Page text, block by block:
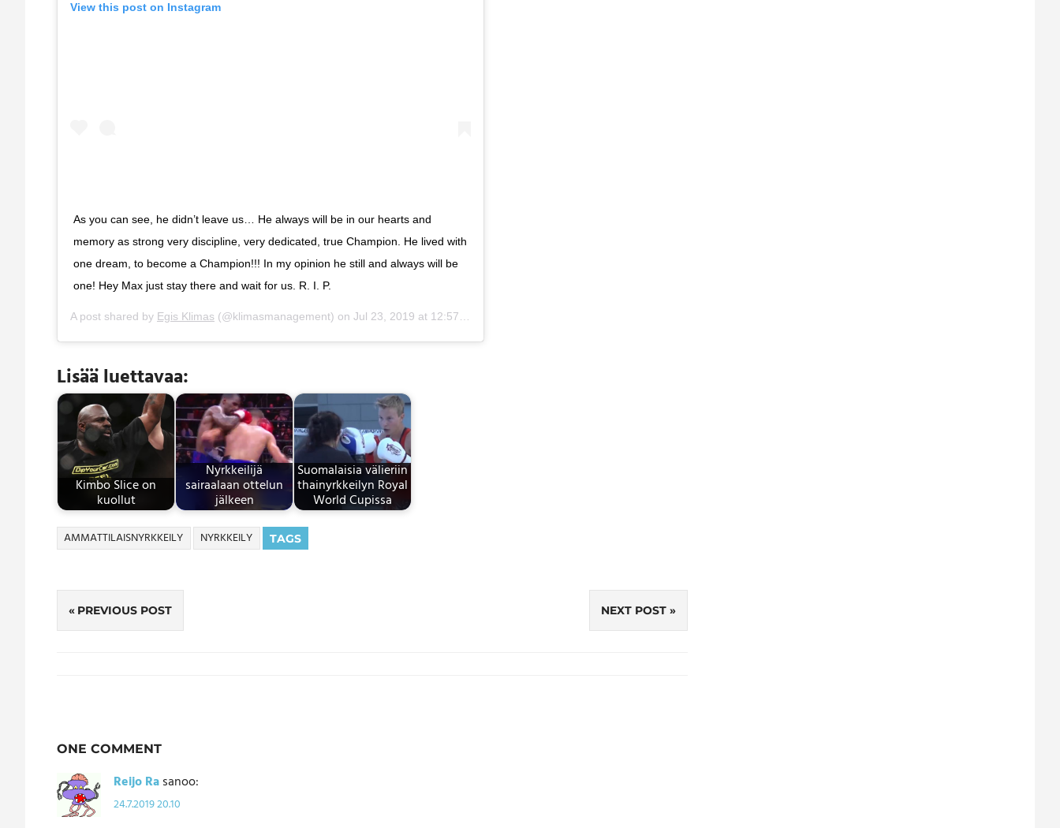
View this post on Instagram
As you can see, he didn’t leave us… He always will be in our hearts and
memory as strong very discipline, very dedicated, true Champion. He lived with
one dream, to become a Champion!!! In my opinion he still and always will be
one! Hey Max just stay there and wait for us. R. I. P.
A post shared by Egis Klimas (@klimasmanagement) on Jul 23, 2019 at 12:57pm PDT
Lisää luettavaa:
Kimbo Slice on
kuollut
Nyrkkeilijä
sairaalaan ottelun
jälkeen
Suomalaisia välieriin
thainyrkkeilyn Royal
World Cupissa
TAGS
AMMATTILAISNYRKKEILY NYRKKEILY
Artikkelien
selaus
PREVIOUS POST NEXT POST
ONE COMMENT
Reijo Rasanoo:
24.7.2019 20.10